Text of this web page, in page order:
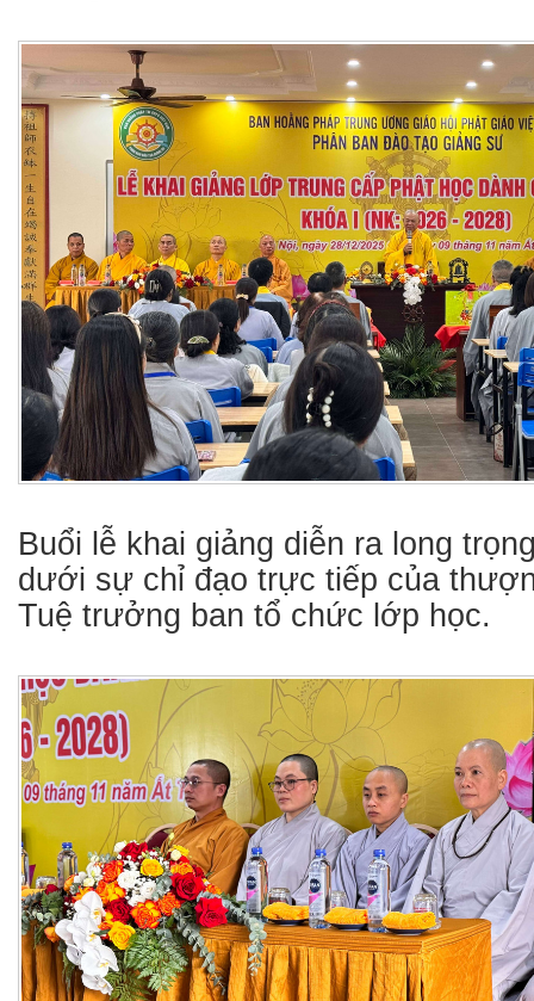
Buổi lễ khai giảng diễn ra long
dưới sự chỉ đạo trực tiếp của
Tuệ trưởng ban tổ chức lớp học.